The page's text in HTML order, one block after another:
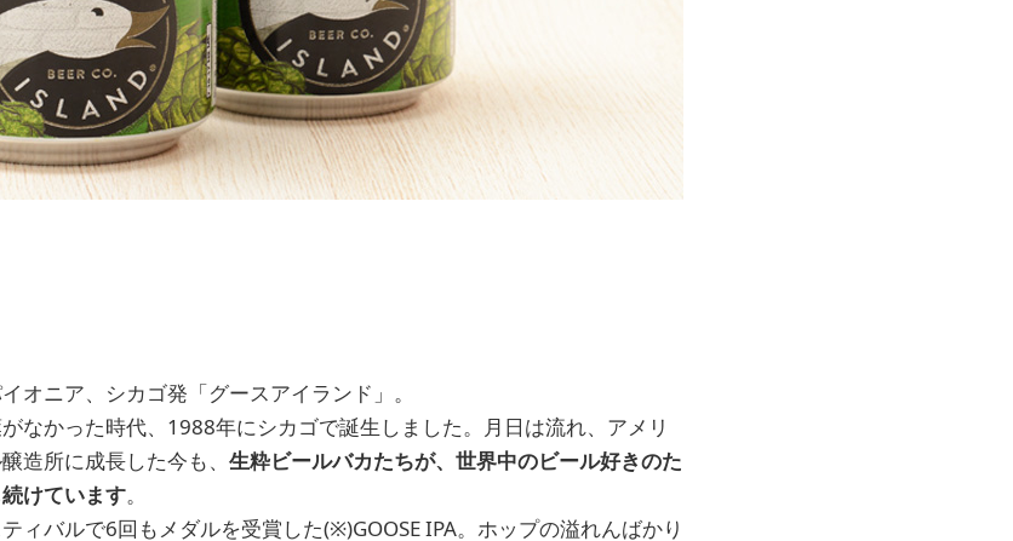
オニア、シカゴ発「グースアイランド」。
なかった時代、1988年にシカゴで誕生しました。月日は流れ、アメリ
造所に成長した今も、 生粋ビールバカたちが、世界中のビール好きのた
けています。
ィバルで6回もメダルを受賞した(※)GOOSE IPA。ホップの溢れんばかり